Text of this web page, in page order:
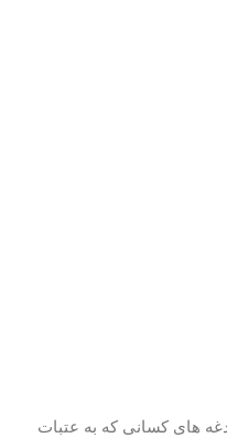
های کسانی که به عتبات